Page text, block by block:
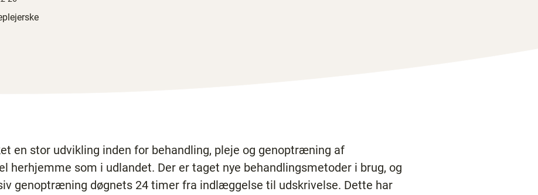
en stor udvikling inden for behandling, pleje og genoptræning af
herhjemme som i udlandet. Der er taget nye behandlingsmetoder i brug, og
genoptræning døgnets 24 timer fra indlæggelse til udskrivelse. Dette har